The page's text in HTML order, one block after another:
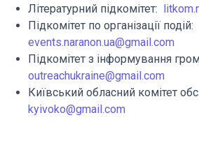
Літературний підкомітет:
Підкомітет по організації подій:
events.naranon.ua@gmail.com
Підкомітет з інформування
outreachukraine@gmail.com
Київський обласний комітет
kyivoko@gmail.com